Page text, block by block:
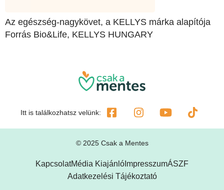
Az egészség-nagykövet, a KELLYS márka alapítója
Forrás Bio&Life, KELLYS HUNGARY
Itt is találkozhatsz velünk:
© 2025 Csak a Mentes
KapcsolatMédia Kiajánló ImpresszumÁSZF
Adatkezelési Tájékoztató